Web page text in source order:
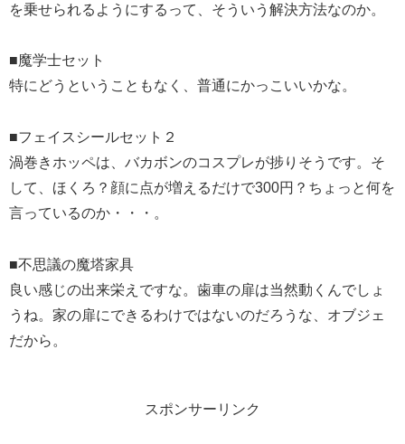
を乗せられるようにするって、そういう解決方法なのか。
■魔学士セット
特にどうということもなく、普通にかっこいいかな。
■フェイスシールセット２
渦巻きホッペは、バカボンのコスプレが捗りそうです。そ
して、ほくろ？顔に点が増えるだけで300円？ちょっと何を
言っているのか・・・。
■不思議の魔塔家具
良い感じの出来栄えですな。歯車の扉は当然動くんでしょ
うね。家の扉にできるわけではないのだろうな、オブジェ
だから。
スポンサーリンク